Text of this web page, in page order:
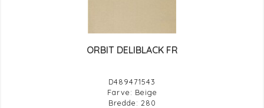
ORBIT DELIBLACK FR
D489471543
Farve: Beige
Bredde: 280